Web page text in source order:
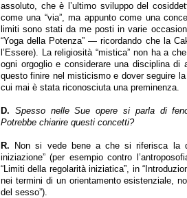
assoluto, che è l’ultimo sviluppo del
come una “via”, ma appunto come una
limiti sono stati da me posti in varie
“Yoga della Potenza” — ricordando che la
l’Essere). La religiosità “mistica” non ha a
ogni orgoglio e considerare una disciplina di
questo finire nel misticismo e dover seguire
cui mai è stata riconosciuta una preminenza.
D. Spesso nelle Sue opere si parla di
Potrebbe chiarire questi concetti?
R. Non si vede bene a che si riferisca la
iniziazione” (per esempio contro
“Limiti della regolarità iniziatica”, in
nei termini di un orientamento esistenziale,
del sesso”).